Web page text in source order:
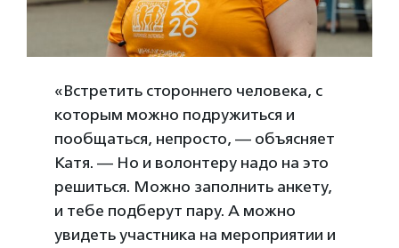
«Встретить стороннего человека, с
которым можно подружиться и
пообщаться, непросто, — объясняет
Катя. — Но и волонтеру надо на это
решиться. Можно заполнить анкету,
и тебе подберут пару. А можно
увидеть участника на мероприятии и